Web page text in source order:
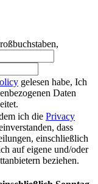
gelesen habe, Ich
Daten
ich die Privacy
dass
einschließlich
auf eigene und/oder
beziehen.